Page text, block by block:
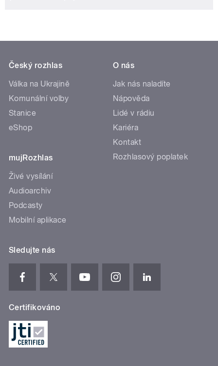
Český rozhlas
Válka na Ukrajině
Komunální volby
Stanice
eShop
mujRozhlas
Živé vysílání
Audioarchiv
Podcasty
Mobilní aplikace
O nás
Jak nás naladíte
Nápověda
Lidé v rádiu
Kariéra
Kontakt
Rozhlasový poplatek
Sledujte nás
Certifikováno